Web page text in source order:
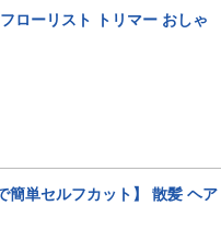
ローリスト トリマー おしゃ
簡単セルフカット】 散髪 ヘア